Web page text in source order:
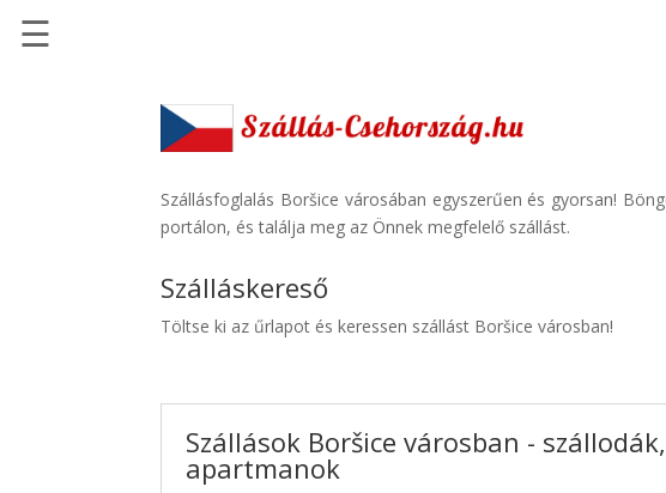
Szállásinfo.eu
Repülőjegy
pénzvisszatérítéssel
Autóbérlés
☰
Szállásfoglalás Boršice városában egyszerűen és gyorsan!
portálon, és találja meg az Önnek megfelelő szállást.
Szálláskereső
Töltse ki az űrlapot és keressen szállást Boršice városban!
Szállások Boršice városban - szállodák,
apartmanok